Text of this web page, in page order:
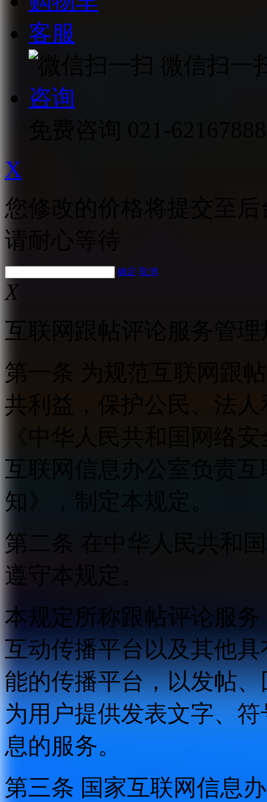
客服
咨询
X
您修改的价格将提交至
请耐心等待
确定 取消
X
互联网跟帖评论服务管理
第一条 为规范互联网跟
共利益，保护公民、法
《中华人民共和国网络
互联网信息办公室负责
知》，制定本规定。
第二条 在中华人民共和
遵守本规定。
本规定所称跟帖评论服
互动传播平台以及其他
能的传播平台，以发帖
为用户提供发表文字、
息的服务。
第三条 国家互联网信息